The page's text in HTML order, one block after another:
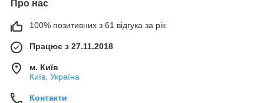
Про нас
100% позитивних з 61 відгука за рік
Працює з 27.11.2018
м. Київ
Київ, Україна
Контакти